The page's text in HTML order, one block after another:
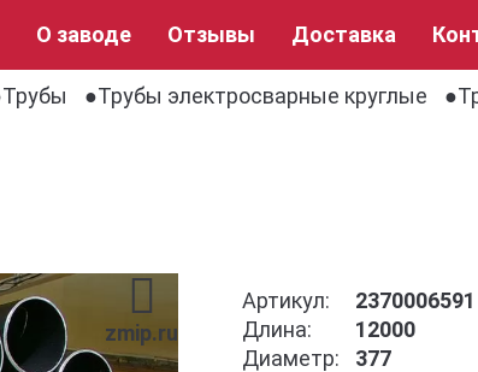
О заводе Отзывы Доставка
Трубы Трубы электросварные круглые
zmip.ru
Артикул:
2370006591
Длина:
12000
Диаметр:
377